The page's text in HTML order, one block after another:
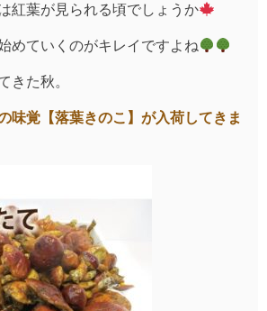
紅葉が見られる頃でしょうか
めていくのがキレイですよね
きた秋。
味覚【落葉きのこ】が入荷してきま